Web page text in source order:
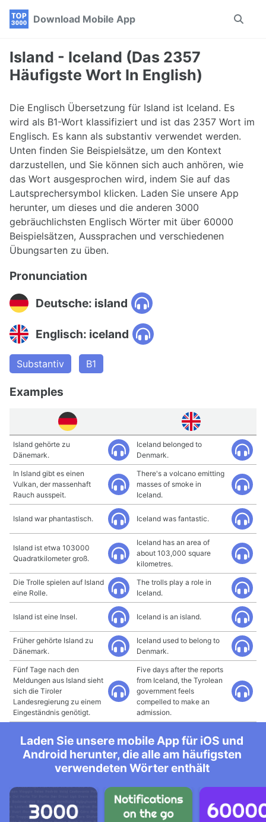
Skip
navigation
Skip
Skip
Download Mobile App
Toggle
Island - Iceland (Das 2357
Häufigste Wort In English)
Die Englisch Übersetzung für Island ist Iceland. Es
wird als B1-Wort klassifiziert und ist das 2357 Wort im
Englisch. Es kann als substantiv verwendet werden.
Unten finden Sie Beispielsätze, um den Kontext
darzustellen, und Sie können sich auch anhören, wie
das Wort ausgesprochen wird, indem Sie auf das
Lautsprechersymbol klicken. Laden Sie unsere App
herunter, um dieses und die anderen 3000
gebräuchlichsten Englisch Wörter mit über 60000
Beispielsätzen, Aussprachen und verschiedenen
Übungsarten zu üben.
Pronunciation
Deutsche: island
Englisch: iceland
Substantiv B1
Examples
Island gehörte zu
Dänemark.
Iceland belonged to
Denmark.
In Island gibt es einen
Vulkan, der massenhaft
Rauch ausspeit.
There's a volcano emitting
masses of smoke in
Iceland.
Island war phantastisch. Iceland was fantastic.
Island ist etwa 103000
Quadratkilometer groß.
Iceland has an area of
about 103,000 square
kilometres.
Die Trolle spielen auf Island
eine Rolle.
The trolls play a role in
Iceland.
Island ist eine Insel. Iceland is an island.
Früher gehörte Island zu
Dänemark.
Iceland used to belong to
Denmark.
Fünf Tage nach den
Meldungen aus Island sieht
sich die Tiroler
Landesregierung zu einem
Eingeständnis genötigt.
Five days after the reports
from Iceland, the Tyrolean
government feels
compelled to make an
admission.
Laden Sie unsere mobile App für iOS und
Android herunter, die alle am häufigsten
verwendeten Wörter enthält